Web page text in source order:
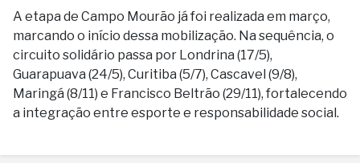
A etapa de Campo Mourão já foi realizada em março,
marcando o início dessa mobilização. Na sequência, o
circuito solidário passa por Londrina (17/5),
Guarapuava (24/5), Curitiba (5/7), Cascavel (9/8),
Maringá (8/11) e Francisco Beltrão (29/11), fortalecendo
a integração entre esporte e responsabilidade social.